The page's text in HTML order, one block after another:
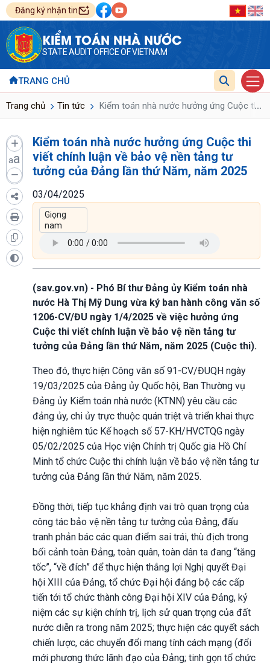
Đăng ký nhận tin
KIỂM TOÁN NHÀ NƯỚC
STATE AUDIT OFFICE OF VIETNAM
TRANG CHỦ
Trang chủ Tin tức Kiểm toán nhà nước hưởng ứng Cuộc thi...
aa
Kiểm toán nhà nước hưởng ứng Cuộc thi
viết chính luận về bảo vệ nền tảng tư
tưởng của Đảng lần thứ Năm, năm 2025
03/04/2025
(sav.gov.vn) - Phó Bí thư Đảng ủy Kiểm toán nhà
nước Hà Thị Mỹ Dung vừa ký ban hành công văn số
1206-CV/ĐU ngày 1/4/2025 về việc hưởng ứng
Cuộc thi viết chính luận về bảo vệ nền tảng tư
tưởng của Đảng lần thứ Năm, năm 2025 (Cuộc thi).
Theo đó, thực hiện Công văn số 91-CV/ĐUQH ngày
19/03/2025 của Đảng ủy Quốc hội, Ban Thường vụ
Đảng ủy Kiểm toán nhà nước (KTNN) yêu cầu các
đảng ủy, chi ủy trực thuộc quán triệt và triển khai thực
hiện nghiêm túc Kế hoạch số 57-KH/HVCTQG ngày
05/02/2025 của Học viện Chính trị Quốc gia Hồ Chí
Minh tổ chức Cuộc thi chính luận về bảo vệ nền tảng tư
tưởng của Đảng lần thứ Năm, năm 2025.
Đồng thời, tiếp tục khẳng định vai trò quan trọng của
công tác bảo vệ nền tảng tư tưởng của Đảng, đấu
tranh phản bác các quan điểm sai trái, thù địch trong
bối cảnh toàn Đảng, toàn quân, toàn dân ta đang “tăng
tốc”, “về đích” để thực hiện thắng lợi Nghị quyết Đại
hội XIII của Đảng, tổ chức Đại hội đảng bộ các cấp
tiến tới tổ chức thành công Đại hội XIV của Đảng, kỷ
niệm các sự kiện chính trị, lịch sử quan trọng của đất
nước diễn ra trong năm 2025; thực hiện các quyết sách
chiến lược, các chuyển đổi mang tính cách mạng (đổi
mới phương thức lãnh đạo của Đảng; tinh gọn tổ chức